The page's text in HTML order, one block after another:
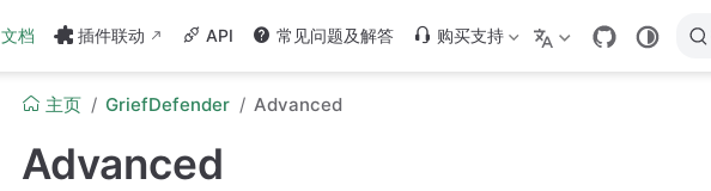
文档 插件联动 API 常见问题及解答 购买支持
主页 GriefDefender Advanced
Advanced